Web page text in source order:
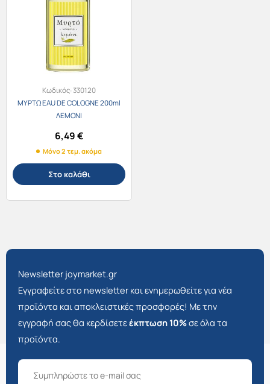
Κωδικός:330120
ΜΥΡΤΩ EAU DE COLOGNE 200ml
ΛΕΜΟΝΙ
6,49€
Μόνο 2 τεμ. ακόμα
Στο καλάθι
Newsletter joymarket.gr
Εγγραφείτε στο newsletter και ενημερωθείτε για νέα
προϊόντα και αποκλειστικές προσφορές! Με την
εγγραφή σας θα κερδίσετεέκπτωση 10%σε όλα τα
προϊόντα.